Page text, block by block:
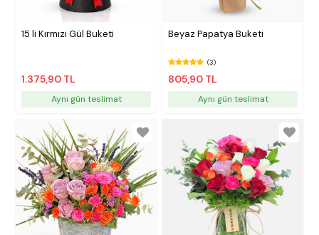
15 li Kırmızı Gül Buketi
1.375,90 TL
Aynı gün teslimat
Beyaz Papatya Buketi
(3)
805,90 TL
Aynı gün teslimat